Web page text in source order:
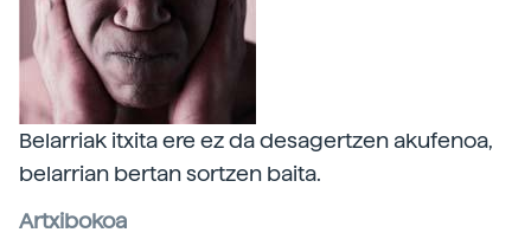
Belarriak itxita ere ez da desagertzen akufenoa,
belarrian bertan sortzen baita.
Artxibokoa